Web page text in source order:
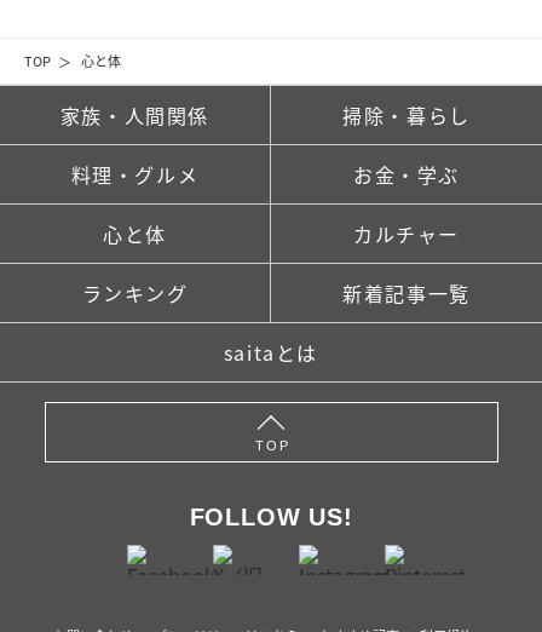
TOP 心と体
家族・人間関係 掃除・暮らし
料理・グルメ お金・学ぶ
心と体 カルチャー
ランキング 新着記事一覧
saitaとは
TOP
FOLLOW US!